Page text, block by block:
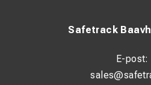
Safetrack
E-post: